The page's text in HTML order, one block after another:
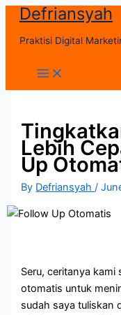
Skip
content
Defriansyah
Praktisi Digital
Main
Menu
Lebih
Up
By Defriansyah/
Seru, ceritanya
otomatis untuk
sudah saya tuliskan